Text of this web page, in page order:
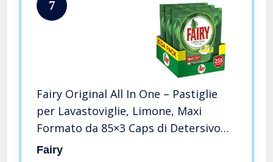
7
Fairy Original All In One – Pastiglie
per Lavastoviglie, Limone, Maxi
Formato da 85×3 Caps di Detersivo
(Totale 255)
Fairy